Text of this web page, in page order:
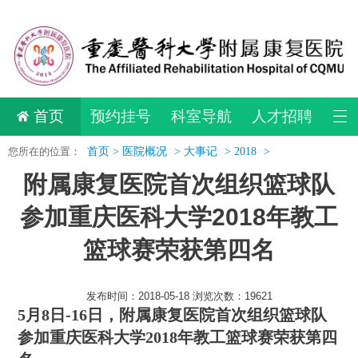
首页 预约挂号 科室导航 人才招聘
您所在的位置： 首页 > 医院概况 > 大事记 > 2018 >
附属康复医院首次组织篮球队
参加重庆医科大学2018年教工
篮球赛荣获第四名
发布时间：2018-05-18 浏览次数：19621
5月8日-16日，附属康复医院首次组织篮球队
参加重庆医科大学2018年教工篮球赛荣获第四